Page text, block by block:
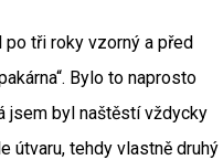
po tři roky vzorný a před
Bylo to naprosto
jsem byl naštěstí vždycky
útvaru, tehdy vlastně druhý